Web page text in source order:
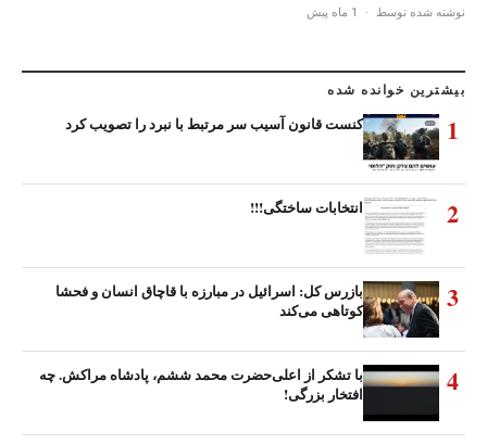
نوشته شده توسط · 1 ماه پیش
بیشترین خوانده شده
1 کنست قانون آسیب سر مرتبط با نبرد را تصویب کرد
2 انتخابات ساختگی!!!
3
بازرس کل: اسرائیل در مبارزه با قاچاق انسان و فحشا
کوتاهی می‌کند
4
با تشکر از اعلی‌حضرت محمد ششم، پادشاه مراکش. چه
افتخار بزرگی!